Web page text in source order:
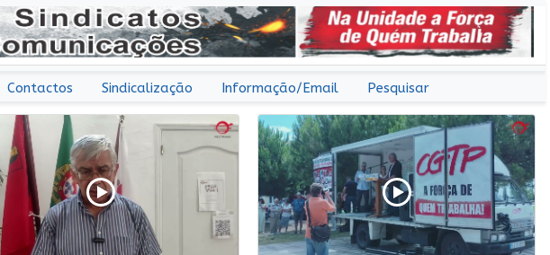
Contactos Sindicalização Informação/Email Pesquisar